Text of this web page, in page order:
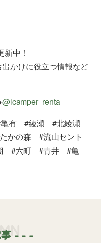
中！
かけに役立つ情報など
@lcamper_rental
有 #綾瀬 #北綾瀬
かの森 #流山セント
#六町 #青井 #亀
- - -